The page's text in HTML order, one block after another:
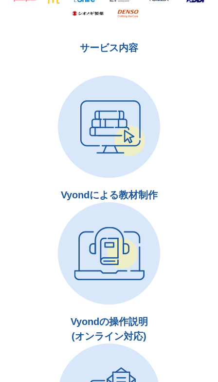
サービス内容
Vyondによる教材制作
Vyondの操作説明
(オンライン対応)